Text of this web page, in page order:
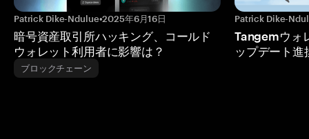
Patrick Dike-Ndulue•2025年6月16日
暗号資産取引所ハッキング、コールド
ウォレット利用者に影響は？
ブロックチェーン
Patrick Dike-
Tangemウォ
ップデート進